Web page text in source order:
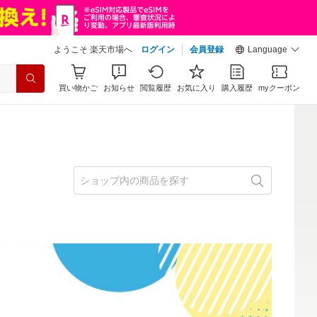
ようこそ 楽天市場へ ログイン 会員登録 Language
買い物かご お知らせ 閲覧履歴 お気に入り 購入履歴 myクーポン